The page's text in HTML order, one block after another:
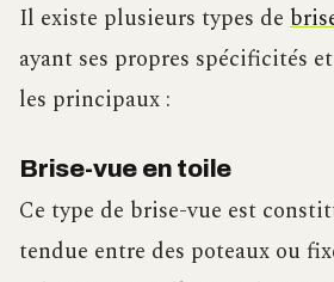
Il existe plusieurs types de
ayant ses propres spécificités
les principaux :
Brise-vue en toile
Ce type de brise-vue est
tendue entre des poteaux ou